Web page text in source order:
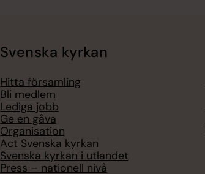
Svenska kyrkan
Hitta församling
Bli medlem
Lediga jobb
Ge en gåva
Organisation
Act Svenska kyrkan
Svenska kyrkan i utlandet
Press – nationell nivå